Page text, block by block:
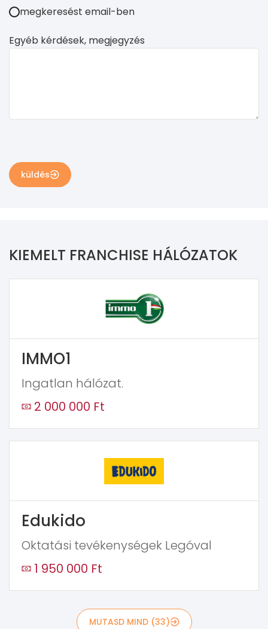
megkeresést email-ben
Egyéb kérdések, megjegyzés
küldés
KIEMELT FRANCHISE HÁLÓZATOK
IMMO1
Ingatlan hálózat.
2 000 000 Ft
Edukido
Oktatási tevékenységek Legóval
1 950 000 Ft
MUTASD MIND (33)